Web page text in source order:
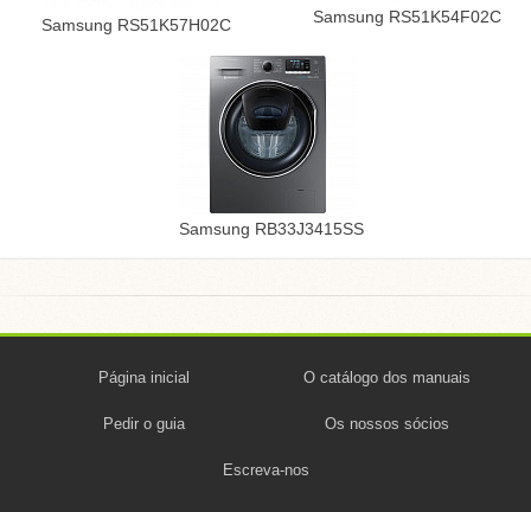
Samsung RS51K57H02C Samsung RS51K54F02C
Samsung RB33J3415SS
Página inicial O catálogo dos manuais
Pedir o guia Os nossos sócios
Escreva-nos